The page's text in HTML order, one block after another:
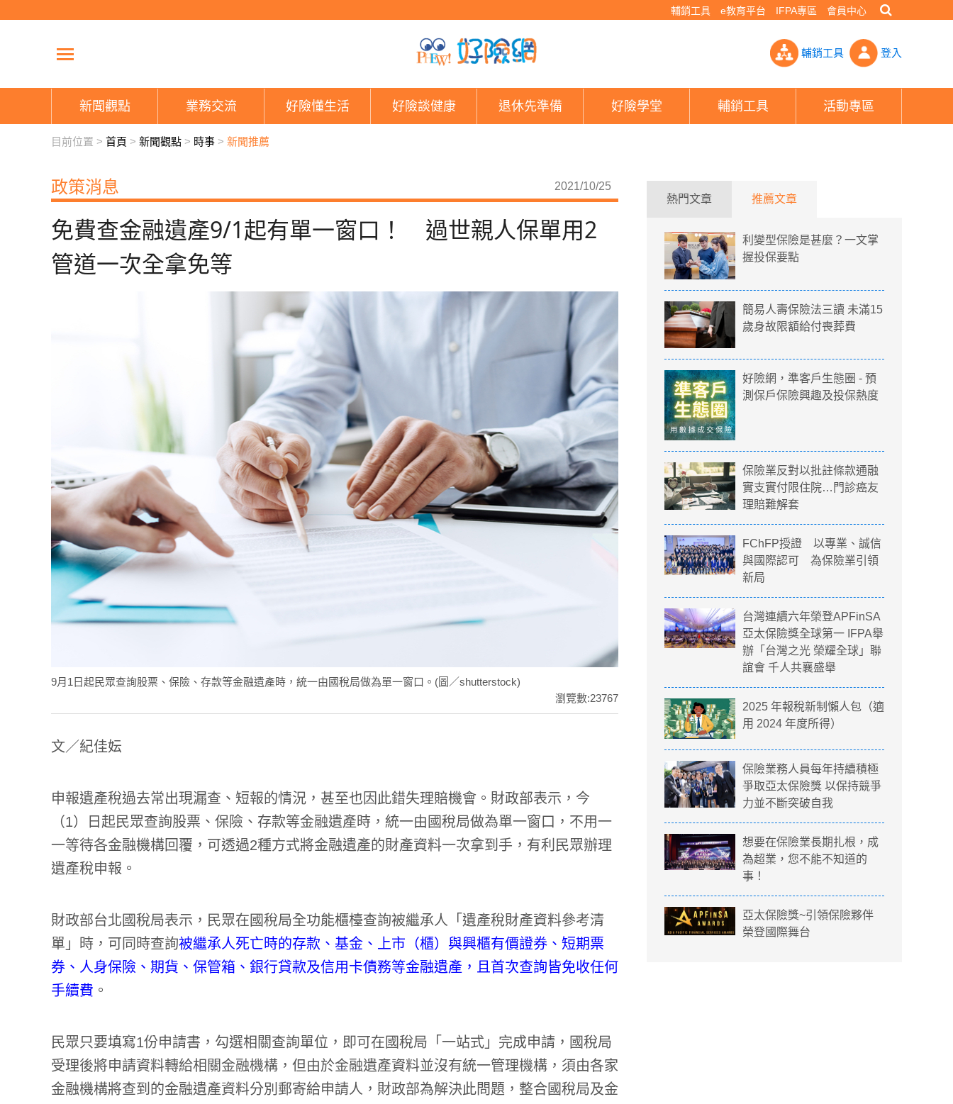
輔銷工具 e教育平台 IFPA專區 會員中心
免費查金融遺產9/1起有單一窗口！ 過世親人保單用2管道一次全拿免等- PHEW!好險網
輔銷工具 登入
新聞觀點 業務交流 好險懂生活 好險談健康 退休先準備 好險學堂 輔銷工具 活動專區
目前位置 > 首頁 > 新聞觀點 > 時事 > 新聞推薦
政策消息 2021/10/25
免費查金融遺產9/1起有單一窗口！ 過世親人保單用2
管道一次全拿免等
9月1日起民眾查詢股票、保險、存款等金融遺產時，統一由國稅局做為單一窗口。(圖／shutterstock)
瀏覽數:23767
文／紀佳妘
申報遺產稅過去常出現漏查、短報的情況，甚至也因此錯失理賠機會。財政部表示，今
（1）日起民眾查詢股票、保險、存款等金融遺產時，統一由國稅局做為單一窗口，不用一
一等待各金融機構回覆，可透過2種方式將金融遺產的財產資料一次拿到手，有利民眾辦理
遺產稅申報。
財政部台北國稅局表示，民眾在國稅局全功能櫃檯查詢被繼承人「遺產稅財產資料參考清
單」時，可同時查詢被繼承人死亡時的存款、基金、上市（櫃）與興櫃有價證券、短期票
券、人身保險、期貨、保管箱、銀行貸款及信用卡債務等金融遺產，且首次查詢皆免收任何
手續費 。
民眾只要填寫1份申請書，勾選相關查詢單位，即可在國稅局「一站式」完成申請，國稅局
受理後將申請資料轉給相關金融機構，但由於金融遺產資料並沒有統一管理機構，須由各家
金融機構將查到的金融遺產資料分別郵寄給申請人，財政部為解決此問題，整合國稅局及金
熱門文章 推薦文章
利變型保險是甚麼？一文掌
握投保要點
簡易人壽保險法三讀 未滿15
歲身故限額給付喪葬費
好險網，準客戶生態圈 - 預
測保戶保險興趣及投保熱度
保險業反對以批註條款通融
實支實付限住院…門診癌友
理賠難解套
FChFP授證 以專業、誠信
與國際認可 為保險業引領
新局
台灣連續六年榮登APFinSA
亞太保險獎全球第一 IFPA舉
辦「台灣之光 榮耀全球」聯
誼會 千人共襄盛舉
2025 年報稅新制懶人包（適
用 2024 年度所得）
保險業務人員每年持續積極
爭取亞太保險獎 以保持競爭
力並不斷突破自我
想要在保險業長期扎根，成
為超業，您不能不知道的
事！
亞太保險獎~引領保險夥伴
榮登國際舞台